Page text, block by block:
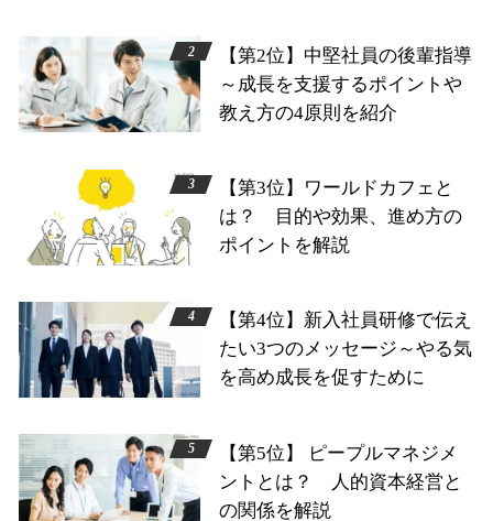
【第2位】中堅社員の後輩指導
～成長を支援するポイントや
教え方の4原則を紹介
【第3位】ワールドカフェと
は？ 目的や効果、進め方の
ポイントを解説
【第4位】新入社員研修で伝え
たい3つのメッセージ～やる気
を高め成長を促すために
【第5位】 ピープルマネジメ
ントとは？ 人的資本経営と
の関係を解説